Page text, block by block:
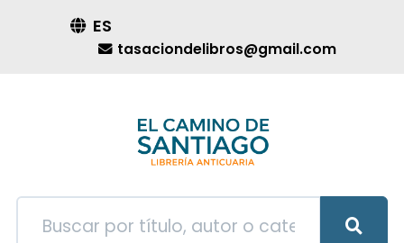
ES
tasaciondelibros@gmail.com